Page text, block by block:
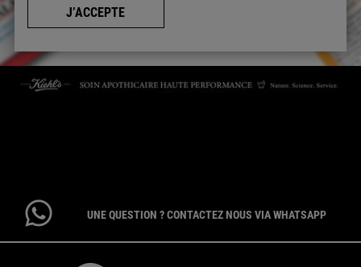
J’ACCEPTE
UNE QUESTION ? CONTACTEZ NOUS VIA WHATSAPP